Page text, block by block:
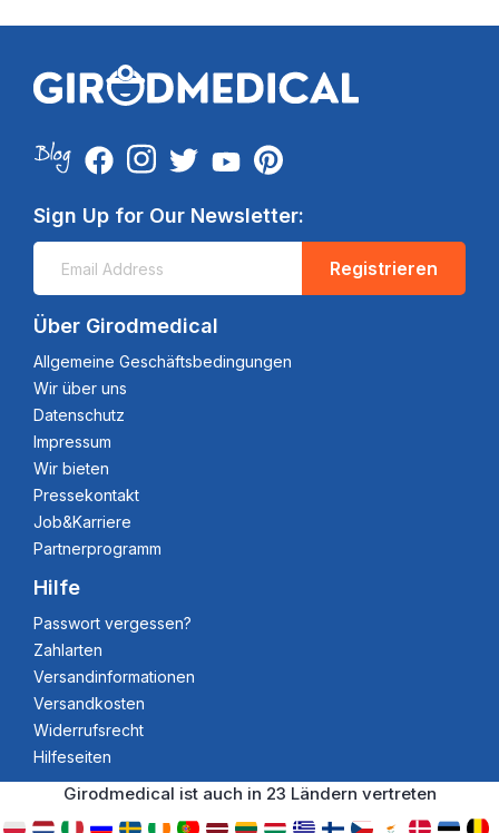
Sign Up for Our Newsletter:
Registrieren
Über Girodmedical
Allgemeine Geschäftsbedingungen
Wir über uns
Datenschutz
Impressum
Wir bieten
Pressekontakt
Job&Karriere
Partnerprogramm
Hilfe
Passwort vergessen?
Zahlarten
Versandinformationen
Versandkosten
Widerrufsrecht
Hilfeseiten
Girodmedical ist auch in 23 Ländern vertreten